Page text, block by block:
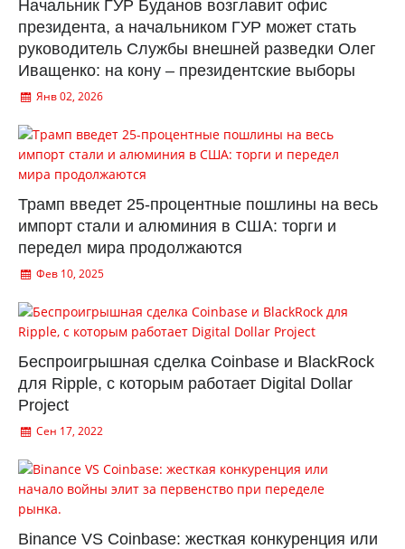
Начальник ГУР Буданов возглавит офис
президента, а начальником ГУР может стать
руководитель Службы внешней разведки Олег
Иващенко: на кону – президентские выборы
Янв 02, 2026
Трамп введет 25-процентные пошлины на весь
импорт стали и алюминия в США: торги и
передел мира продолжаются
Фев 10, 2025
Беспроигрышная сделка Coinbase и BlackRock
для Ripple, с которым работает Digital Dollar
Project
Сен 17, 2022
Binance VS Coinbase: жесткая конкуренция или